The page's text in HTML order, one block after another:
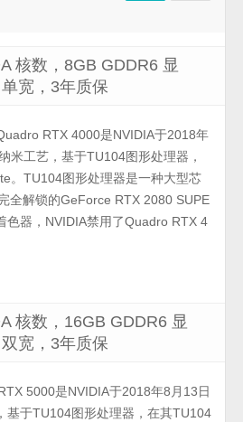
核数，8GB GDDR6 显
宽，3年质保
RTX 4000是NVIDIA于2018年
米工艺，基于TU104图形处理器，
。TU104图形处理器是一种大型芯
全解锁的GeForce RTX 2080 SUPE
色器，NVIDIA禁用了Quadro RTX 4
核数，16GB GDDR6 显
宽，3年质保
5000是NVIDIA于2018年8月13日
基于TU104图形处理器，在其TU104